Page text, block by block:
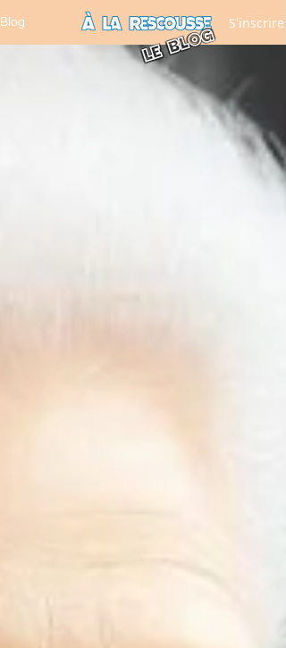
Blog S'inscrire
LE BLOG